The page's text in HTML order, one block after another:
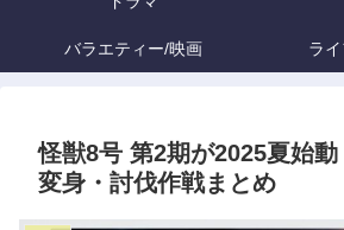
バラエティー/映画 ラ
怪獣8号 第2期が2025夏始動
変身・討伐作戦まとめ